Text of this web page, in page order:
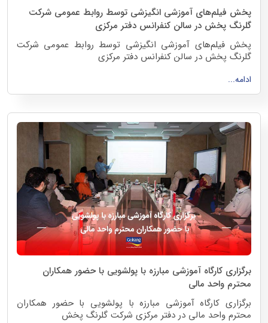
پخش فیلم‌های آموزشی انگیزشی توسط روابط عمومی شرکت
گلرنگ پخش در سالن کنفرانس دفتر مرکزی
پخش فیلم‌های آموزشی انگیزشی توسط روابط عمومی شرکت
گلرنگ پخش در سالن کنفرانس دفتر مرکزی
بهمن ماه 1403
ادامه...
برگزاری کارگاه آموزشی مبارزه با پولشویی با حضور همکاران
محترم واحد مالی
برگزاری کارگاه آموزشی مبارزه با پولشویی با حضور همکاران
محترم واحد مالی در دفتر مرکزی شرکت گلرنگ پخش